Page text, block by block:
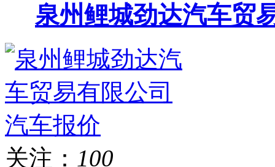
泉州鲤城劲达汽车贸
关注： 100